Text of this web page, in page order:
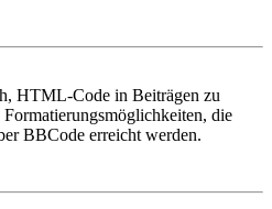
HTML-Code in Beiträgen zu
die
BBCode erreicht werden.